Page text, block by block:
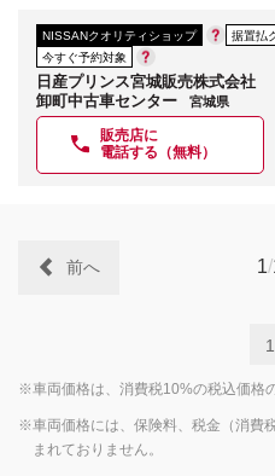
NISSANクオリティショップ
据置払
今すぐ予約対象
日産プリンス宮城販売株式会社
卸町中古車センター
宮城県
販売店に
電話する（無料）
1/
前へ
1
※車両価格は、消費税10%の税込価格
※車両価格には、保険料、税金（消費
まれておりません。